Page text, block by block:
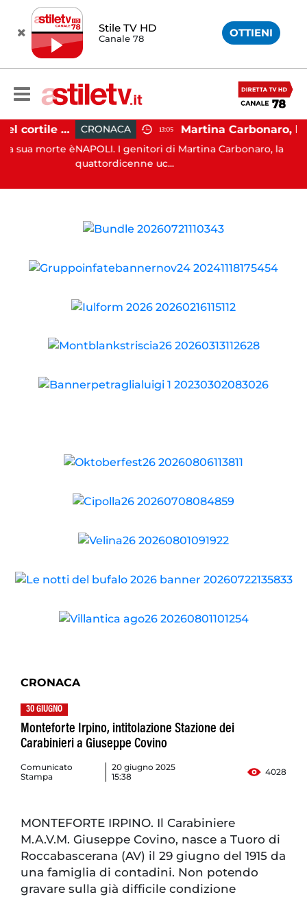
Stile TV HD
Canale 78 OTTIENI
Salerno, cadavere nel cortile di un palazzo: indaga la Polizia
morte è
CRONACA 13:05
NAPOLI. I genitori di Martina Carbonaro, la
quattordicenne uc...
CRONACA
30 GIUGNO
Monteforte Irpino, intitolazione Stazione dei
Carabinieri a Giuseppe Covino
Comunicato
Stampa
20 giugno 2025
15:38
4028
MONTEFORTE IRPINO. Il Carabiniere
M.A.V.M. Giuseppe Covino, nasce a Tuoro di
Roccabascerana (AV) il 29 giugno del 1915 da
una famiglia di contadini. Non potendo
gravare sulla già difficile condizione